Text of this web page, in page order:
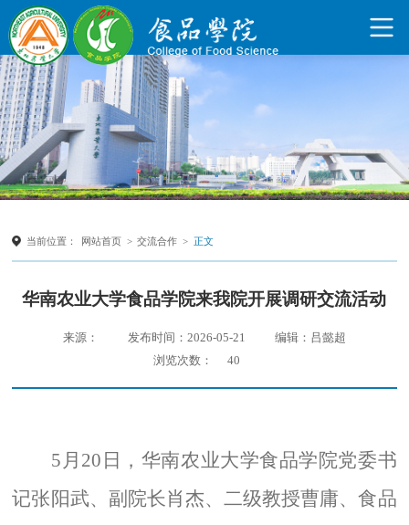
当前位置： 网站首页 > 交流合作 > 正文
华南农业大学食品学院来我院开展调研交流活动
来源： 发布时间：2026-05-21
编辑：吕懿超
浏览次数：
40
5 月 20 日，华南农业大学食品学院党委书
记张阳武、副院长肖杰、二级教授曹庸、食品